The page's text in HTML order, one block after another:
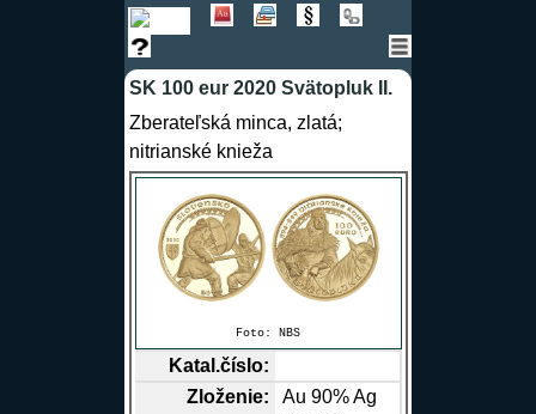
SK 100 eur 2020 Svätopluk II.
Zberateľská minca, zlatá;
nitrianské knieža
Foto: NBS
Katal.číslo:
Zloženie:
Au 90%Ag